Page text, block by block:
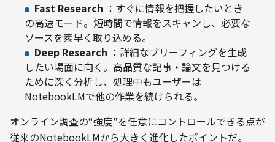
Fast Research ：すぐに情報を把握したいとき
の高速モード。短時間で情報をスキャンし、必要な
ソースを素早く取り込める。
Deep Research ：詳細なブリーフィングを生成
したい場面に向く。高品質な記事・論文を見つける
ために深く分析し、処理中もユーザーは
NotebookLMで他の作業を続けられる。
オンライン調査の“強度”を任意にコントロールできる点が